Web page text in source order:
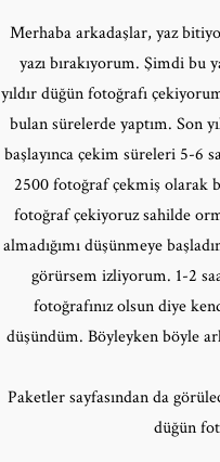
Merhaba arkadaşlar, yaz
yazı bırakıyorum. Şimdi bu
yıldır düğün fotoğrafı
bulan sürelerde yaptım. Son
başlayınca çekim süreleri 5-6
2500 fotoğraf çekmiş olarak
fotoğraf çekiyoruz sahilde
almadığımı düşünmeye
görürsem izliyorum. 1-2
fotoğrafınız olsun diye
düşündüm. Böyleyken böyle
Paketler sayfasından da
düğün